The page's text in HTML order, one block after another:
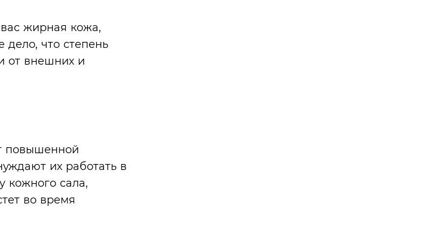
жирная кожа,
что степень
от внешних и
повышенной
их работать в
кожного сала,
во время